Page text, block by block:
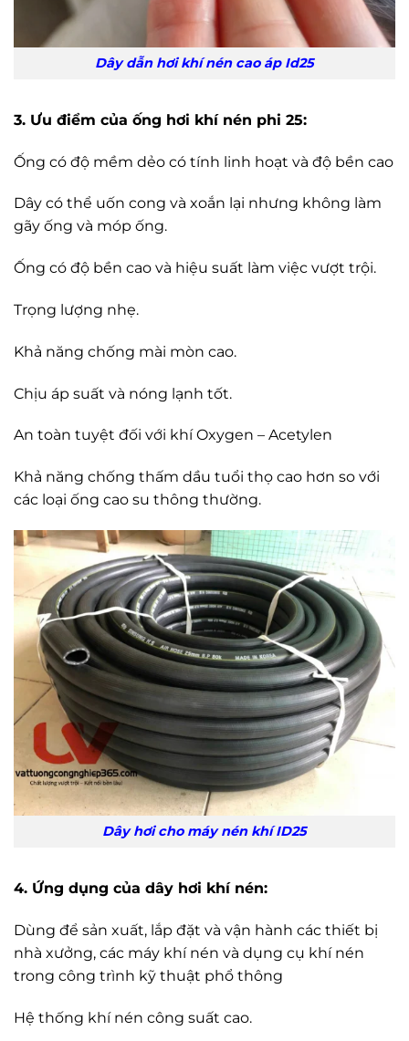
Dây dẫn hơi khí nén cao áp Id25
3. Ưu điểm của ống hơi khí nén phi 25:
Ống có độ mềm dẻo có tính linh hoạt và độ bền cao
Dây có thể uốn cong và xoắn lại nhưng không làm
gãy ống và móp ống.
Ống có độ bền cao và hiệu suất làm việc vượt trội.
Trọng lượng nhẹ.
Khả năng chống mài mòn cao.
Chịu áp suất và nóng lạnh tốt.
An toàn tuyệt đối với khí Oxygen – Acetylen
Khả năng chống thấm dầu tuổi thọ cao hơn so với
các loại ống cao su thông thường.
Dây hơi cho máy nén khí ID25
4. Ứng dụng của dây hơi khí nén:
Dùng để sản xuất, lắp đặt và vận hành các thiết bị
nhà xưởng, các máy khí nén và dụng cụ khí nén
trong công trình kỹ thuật phổ thông
Hệ thống khí nén công suất cao.